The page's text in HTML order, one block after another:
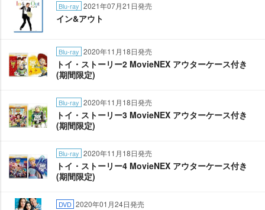
Blu-ray 2021年07月21日発売
イン&アウト
Blu-ray 2020年11月18日発売
トイ・ストーリー2 MovieNEX アウターケース付き
(期間限定)
Blu-ray 2020年11月18日発売
トイ・ストーリー3 MovieNEX アウターケース付き
(期間限定)
Blu-ray 2020年11月18日発売
トイ・ストーリー4 MovieNEX アウターケース付き
(期間限定)
DVD 2020年01月24日発売